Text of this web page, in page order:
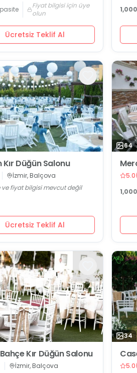
Fiyat bilgisi için üye
olun
Ücretsiz Teklif Al
1,000
Kır Düğün Salonu
İzmir, Balçova
ve fiyat bilgisi mevcut değil
Ücretsiz Teklif Al
64
5.0
1,000
Kır Düğün Salonu
İzmir, Balçova
34
5.0